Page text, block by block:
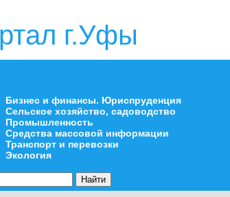
г.Уфы
Бизнес и финансы. Юриспруденция
Сельское хозяйство, садоводство
Промышленность
Средства массовой информации
Транспорт и перевозки
Экология